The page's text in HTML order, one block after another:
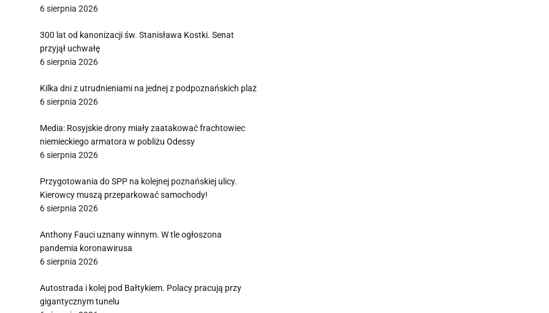
6 sierpnia 2026
300 lat od kanonizacji św. Stanisława Kostki. Senat
przyjął uchwałę
6 sierpnia 2026
Kilka dni z utrudnieniami na jednej z podpoznańskich plaż
6 sierpnia 2026
Media: Rosyjskie drony miały zaatakować frachtowiec
niemieckiego armatora w pobliżu Odessy
6 sierpnia 2026
Przygotowania do SPP na kolejnej poznańskiej ulicy.
Kierowcy muszą przeparkować samochody!
6 sierpnia 2026
Anthony Fauci uznany winnym. W tle ogłoszona
pandemia koronawirusa
6 sierpnia 2026
Autostrada i kolej pod Bałtykiem. Polacy pracują przy
gigantycznym tunelu